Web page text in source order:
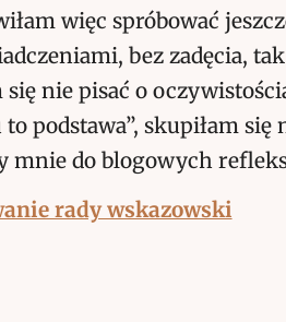
więc spróbować
bez zadęcia,
się nie pisać o
to podstawa”, skupiłam
mnie do blogowych